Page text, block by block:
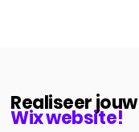
Realiseer jouw
Wix website!